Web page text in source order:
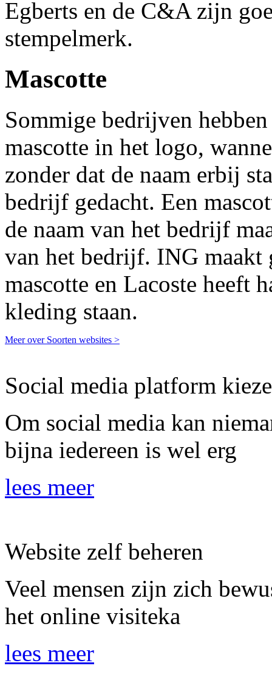
Egberts en de C&A zijn
stempelmerk.
Mascotte
Sommige bedrijven
mascotte in het logo,
zonder dat de naam erbij
bedrijf gedacht. Een
de naam van het bedrijf
van het bedrijf. ING maakt
mascotte en Lacoste heeft
kleding staan.
Meer over Soorten websites >
Social media platform
Om social media kan
bijna iedereen is wel erg
lees meer
Website zelf beheren
Veel mensen zijn zich
het online visiteka
lees meer